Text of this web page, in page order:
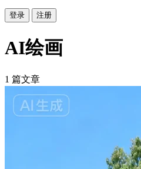
登录 注册
AI绘画
1 篇文章